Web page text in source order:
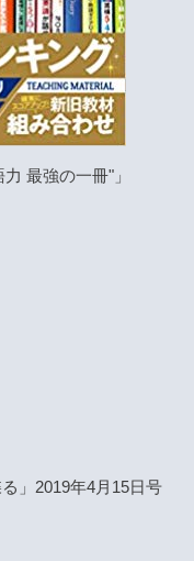
最強の一冊"」
」2019年4月15日号